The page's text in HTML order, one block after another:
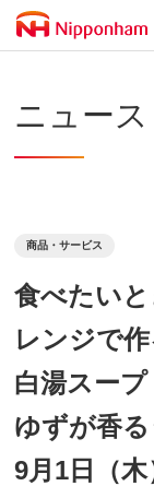
ニュー
商品・サービス
食べたい
レンジで
白湯スープ
ゆずが香
9月1日（